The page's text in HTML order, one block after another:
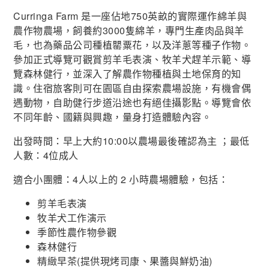
Curringa Farm 是一座佔地750英畝的實際運作綿羊與
農作物農場，飼養約3000隻綿羊，專門生產肉品與羊
毛，也為藥品公司種植罌粟花，以及洋蔥等種子作物。
參加正式導覽可觀賞剪羊毛表演、牧羊犬趕羊示範、導
覽森林健行，並深入了解農作物種植與土地保育的知
識。住宿旅客則可在園區自由探索農場設施，有機會偶
遇動物，自助健行步道沿途也有絕佳攝影點。導覽會依
不同年齡、國籍與興趣，量身打造體驗內容。
出發時間：早上大約10:00以農場最後確認為主 ；最低
人數：4位成人
適合小團體：4人以上的 2 小時農場體驗，包括：
剪羊毛表演
牧羊犬工作演示
季節性農作物參觀
森林健行
精緻早茶(提供現烤司康、果醬與鮮奶油)